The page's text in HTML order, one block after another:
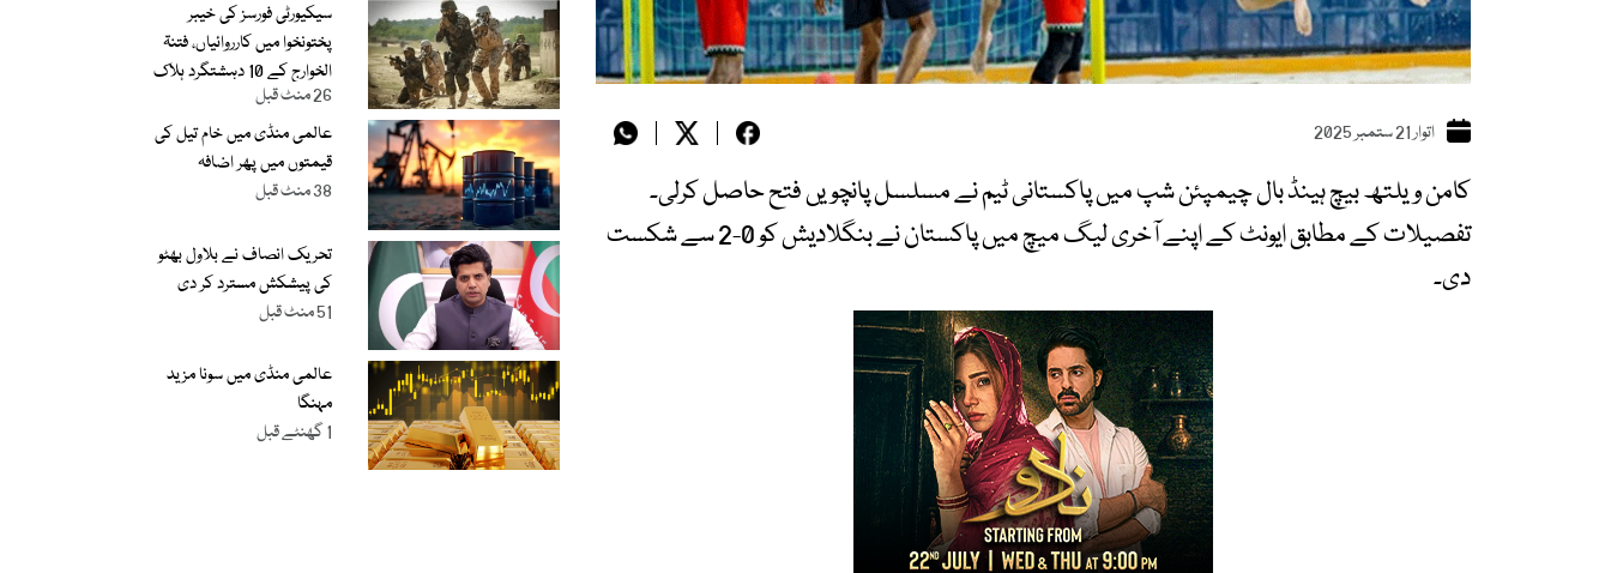
اتوار 21 ستمبر 2025
کامن ویلتھ بیچ ہینڈ بال چیمپئن شپ میں پاکستانی ٹیم نے مسلسل پانچویں فتح حاصل کرلی۔
تفصیلات کے مطابق ایونٹ کے اپنے آخری لیگ میچ میں پاکستان نے بنگلادیش کو 0-2 سے شکست
دی۔
سیکیورٹی فورسز کی خیبر
پختونخوا میں کارروائیاں، فتنۃ
الخوارج کے 10 دہشتگرد ہلاک
26 منٹ قبل
عالمی منڈی میں خام تیل کی
قیمتوں میں پھر اضافہ
38 منٹ قبل
تحریک انصاف نے بلاول بھٹو
کی پیشکش مسترد کر دی
51 منٹ قبل
عالمی منڈی میں سونا مزید
مہنگا
1 گھنٹے قبل